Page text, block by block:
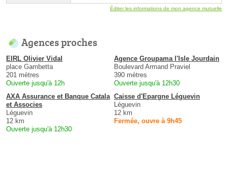
Éditer les informations de mon agence mutuelle
Agences proches
EIRL Olivier Vidal
place Gambetta
201 mètres
Ouverte jusqu'à 12h
Agence Groupama l'Isle Jourdain
Boulevard Armand Praviel
390 mètres
Ouverte jusqu'à 12h30
AXA Assurance et Banque Catala
et Associes
Léguevin
12 km
Ouverte jusqu'à 12h30
Caisse d'Epargne Léguevin
Léguevin
12 km
Fermée, ouvre à 9h45